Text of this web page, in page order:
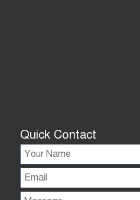
Quick Contact